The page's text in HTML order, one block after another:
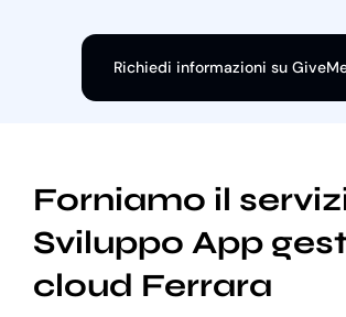
Richiedi informazioni su
Forniamo il
Sviluppo App
cloud Ferrara